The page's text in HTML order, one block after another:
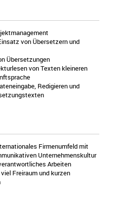
von Übersetzern und
Übersetzungen
von Texten kleineren
Redigieren und
Firmenumfeld mit
Unternehmenskultur
Arbeiten
Freiraum und kurzen